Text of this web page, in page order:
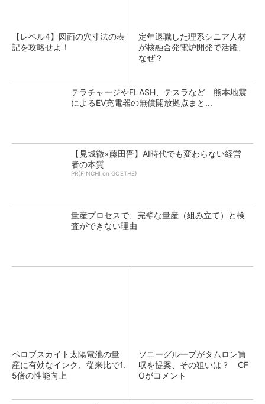
【レベル4】図面の穴寸法の表
記を攻略せよ！
定年退職した理系シニア人材
が核融合発電炉開発で活躍、
なぜ？
テラチャージやFLASH、テスラなど 熊本地震
によるEV充電器の無償開放拠点まと...
【見城徹×藤田晋】AI時代でも変わらない経営
者の本質
PR(FINCHI on GOETHE)
量産プロセスで、完璧な量産（組み立て）と検
査ができない理由
ペロブスカイト太陽電池の量
産に有効なインク、従来比で1.
5倍の性能向上
ソニーグループがタムロン買
収を提案、その狙いは？ CF
Oがコメント